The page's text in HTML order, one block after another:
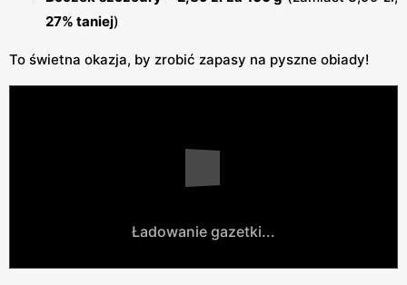
27% taniej)
To świetna okazja, by zrobić zapasy na pyszne obiady!
Ładowanie gazetki...